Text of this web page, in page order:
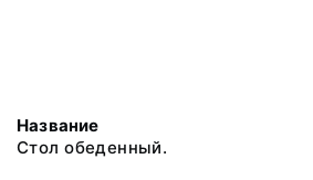
Название
Стол обеденный.